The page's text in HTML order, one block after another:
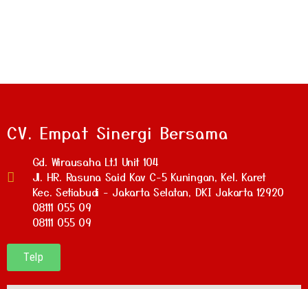
CV. Empat Sinergi Bersama
Gd. Wirausaha Lt.1 Unit 104
Jl. HR. Rasuna Said Kav C-5 Kuningan, Kel. Karet
Kec. Setiabudi - Jakarta Selatan, DKI Jakarta 12920
08111 055 09
08111 055 09
Telp